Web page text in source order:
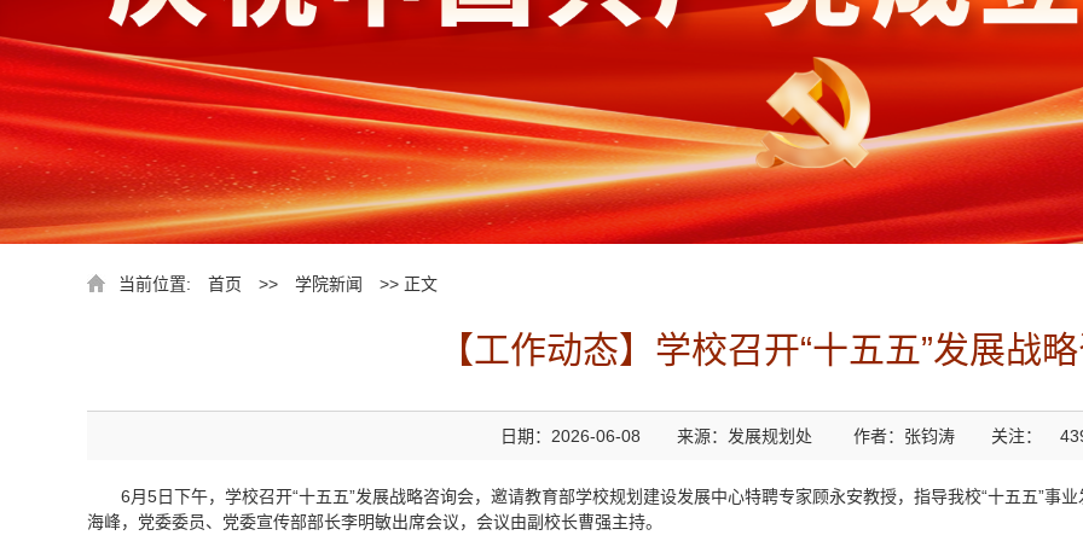
当前位置: 首页 >> 学院新闻 >> 正文
【工作动态】学校召开“十五五”发展战
日期：2026-06-08 来源：发展规划处 作者：张钧涛 关注：
6月5日下午，学校召开“十五五”发展战略咨询会，邀请教育部学校规划建设发展中心特聘专家顾永安教授，指导我校“十五五”事
海峰，党委委员、党委宣传部部长李明敏出席会议，会议由副校长曹强主持。